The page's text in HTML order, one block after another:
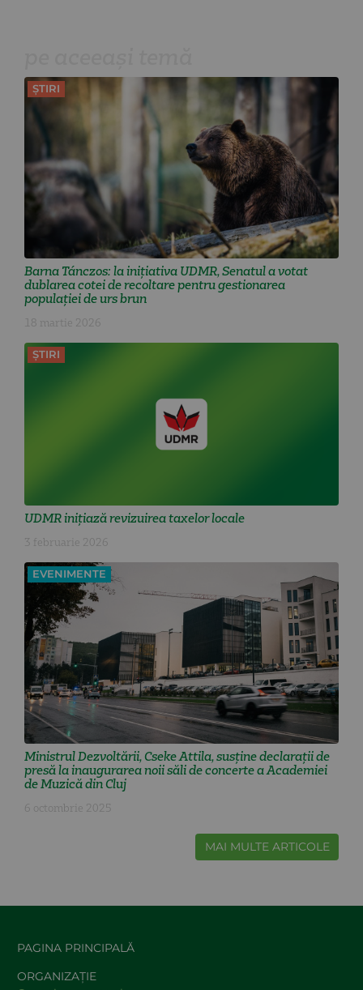
ȘTIRI
Barna Tánczos: la inițiativa UDMR, Senatul a votat
dublarea cotei de recoltare pentru gestionarea
populației de urs brun
18 martie 2026
ȘTIRI
UDMR inițiază revizuirea taxelor locale
3 februarie 2026
EVENIMENTE
Ministrul Dezvoltării, Cseke Attila, susține declarații de
presă la inaugurarea noii săli de concerte a Academiei
de Muzică din Cluj
6 octombrie 2025
MAI MULTE ARTICOLE
PAGINA PRINCIPALĂ
ORGANIZAȚIE